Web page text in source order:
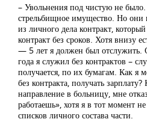
– Увольнения под чистую не
стрельбищное имущество. Но они
из личного дела контракт,
контракт без сроков. Хотя внизу
— 5 лет я должен был отслужить.
года я служил без контрактов –
получается, по их бумагам. Как я
без контракта, получать
направление в больницу, мне
работаешь», хотя я в тот момент
списков личного состава части.